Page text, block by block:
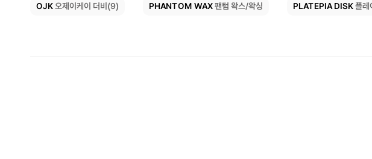
OJK오제이케이 더비(9) PHANTOM WAX팬텀 왁스/왁싱 PLATEPIA DISK플레